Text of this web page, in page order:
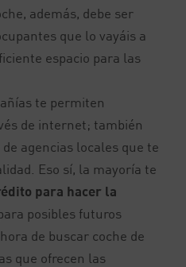
además, debe ser
que lo vayáis a
espacio para las
te permiten
de internet; también
agencias locales que te
Eso sí, la mayoría te
para hacer la
posibles futuros
de buscar coche de
que ofrecen las